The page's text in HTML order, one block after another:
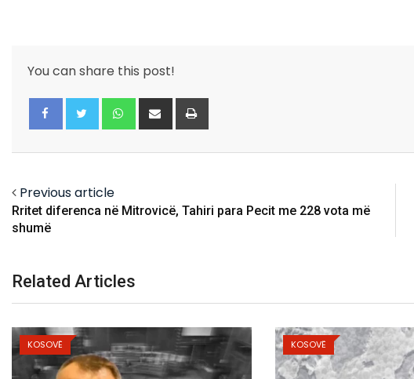
You can share this post!
Whatsapp
Share
via
Previous article
Rritet diferenca në Mitrovicë, Tahiri para Pecit me 228 vota më
shumë
Related Articles
KOSOVË KOSOVË